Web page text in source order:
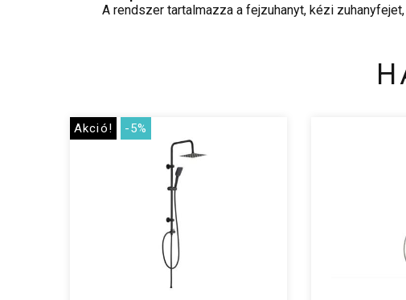
A rendszer tartalmazza a fejzuhanyt, kézi
Akció! -5%